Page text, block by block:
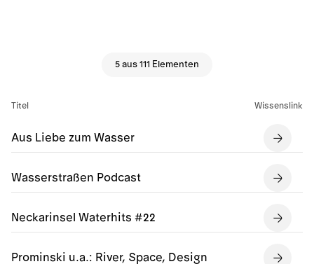
5 aus 111 Elementen
Titel Wissenslink
Aus Liebe zum Wasser
Wasserstraßen Podcast
Neckarinsel Waterhits #22
Prominski u.a.: River, Space, Design